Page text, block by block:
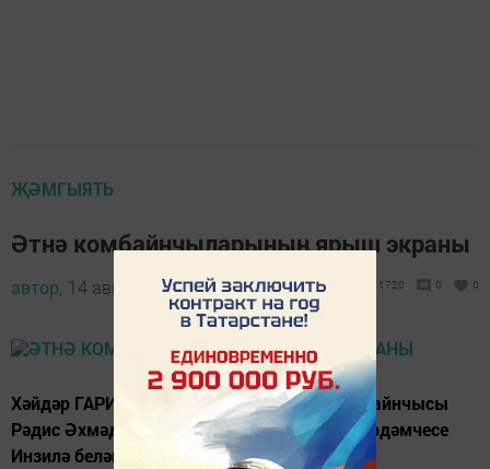
ҖӘМГЫЯТЬ
Әтнә комбайнчыларының ярыш экраны
автор, 14 август 2014 - 07:16 1720 0 0
Хәйдәр ГАРИПОВ фотосында "Дусым" комбайнчысы
Рәдис Әхмәдуллин кызы һәм комбайнчы ярдәмчесе
Инзилә белән.